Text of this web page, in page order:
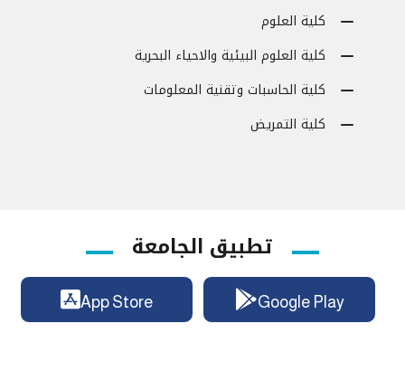
كلية العلوم
كلية العلوم البيئية والاحياء البحرية
كلية الحاسبات وتقنية المعلومات
كلية التمريض
تطبيق الجامعة
Google Play
App Store